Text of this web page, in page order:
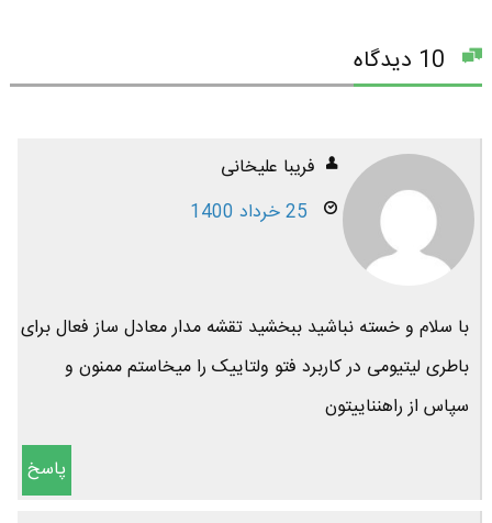
فریبا علیخانی
25 خرداد 1400
با سلام و خسته نباشید ببخشید تقشه مدار معادل ساز فعال برای
باطری لیتیومی در کاربرد فتو ولتاییک را میخاستم ممنون و
سپاس از راهنناییتون
پاسخ